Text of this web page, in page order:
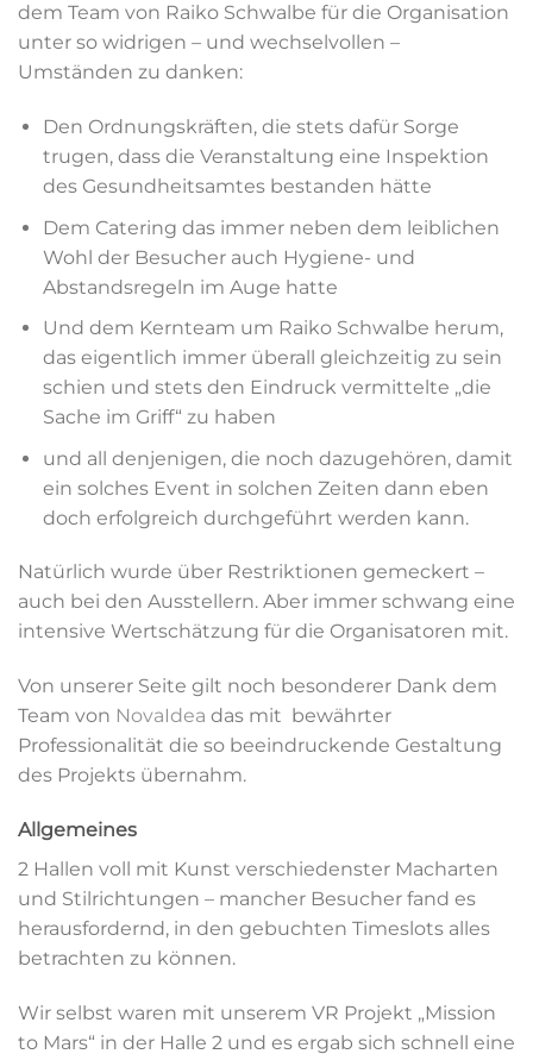
dem Team von Raiko Schwalbe für die Organisation
unter so widrigen – und wechselvollen –
Umständen zu danken:
Den Ordnungskräften, die stets dafür Sorge
trugen, dass die Veranstaltung eine Inspektion
des Gesundheitsamtes bestanden hätte
Dem Catering das immer neben dem leiblichen
Wohl der Besucher auch Hygiene- und
Abstandsregeln im Auge hatte
Und dem Kernteam um Raiko Schwalbe herum,
das eigentlich immer überall gleichzeitig zu sein
schien und stets den Eindruck vermittelte „die
Sache im Griff“ zu haben
und all denjenigen, die noch dazugehören, damit
ein solches Event in solchen Zeiten dann eben
doch erfolgreich durchgeführt werden kann.
Natürlich wurde über Restriktionen gemeckert –
auch bei den Ausstellern. Aber immer schwang eine
intensive Wertschätzung für die Organisatoren mit.
Von unserer Seite gilt noch besonderer Dank dem
Team von NovaIdea das mit bewährter
Professionalität die so beeindruckende Gestaltung
des Projekts übernahm.
Allgemeines
2 Hallen voll mit Kunst verschiedenster Macharten
und Stilrichtungen – mancher Besucher fand es
herausfordernd, in den gebuchten Timeslots alles
betrachten zu können.
Wir selbst waren mit unserem VR Projekt „Mission
to Mars“ in der Halle 2 und es ergab sich schnell eine